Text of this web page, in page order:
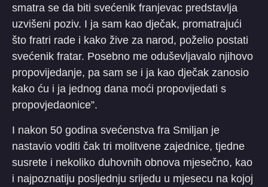
smatra se da biti svećenik franjevac predstavlja
uzvišeni poziv. I ja sam kao dječak, promatrajući
što fratri rade i kako žive za narod, poželio postati
svećenik fratar. Posebno me oduševljavalo njihovo
propovijedanje, pa sam se i ja kao dječak zanosio
kako ću i ja jednog dana moći propovijedati s
propovjedaonice”.
I nakon 50 godina svećenstva fra Smiljan je
nastavio voditi čak tri molitvene zajednice, tjedne
susrete i nekoliko duhovnih obnova mjesečno, kao
i najpoznatiju posljednju srijedu u mjesecu na kojoj